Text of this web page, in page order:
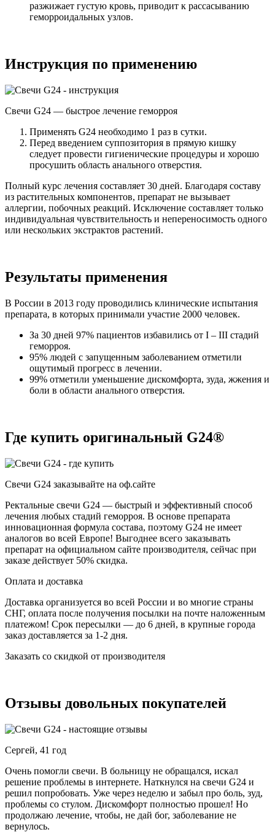
разжижает густую кровь, приводит к рассасыванию
геморроидальных узлов.
Инструкция по применению
Свечи G24 — быстрое лечение геморроя
Применять G24 необходимо 1 раз в сутки.
Перед введением суппозитория в прямую кишку
следует провести гигиенические процедуры и хорошо
просушить область анального отверстия.
Полный курс лечения составляет 30 дней. Благодаря составу
из растительных компонентов, препарат не вызывает
аллергии, побочных реакций. Исключение составляет только
индивидуальная чувствительность и непереносимость одного
или нескольких экстрактов растений.
Результаты применения
В России в 2013 году проводились клинические испытания
препарата, в которых принимали участие 2000 человек.
За 30 дней 97% пациентов избавились от I – III стадий
геморроя.
95% людей с запущенным заболеванием отметили
ощутимый прогресс в лечении.
99% отметили уменьшение дискомфорта, зуда, жжения и
боли в области анального отверстия.
Где купить оригинальный G24®
Свечи G24 заказывайте на оф.сайте
Ректальные свечи G24 — быстрый и эффективный способ
лечения любых стадий геморроя. В основе препарата
инновационная формула состава, поэтому G24 не имеет
аналогов во всей Европе! Выгоднее всего заказывать
препарат на официальном сайте производителя, сейчас при
заказе действует 50% скидка.
Оплата и доставка
Доставка организуется во всей России и во многие страны
СНГ, оплата после получения посылки на почте наложенным
платежом! Срок пересылки — до 6 дней, в крупные города
заказ доставляется за 1-2 дня.
Заказать со скидкой от производителя
Отзывы довольных покупателей
Сергей, 41 год
Очень помогли свечи. В больницу не обращался, искал
решение проблемы в интернете. Наткнулся на свечи G24 и
решил попробовать. Уже через неделю и забыл про боль, зуд,
проблемы со стулом. Дискомфорт полностью прошел! Но
продолжаю лечение, чтобы, не дай бог, заболевание не
вернулось.